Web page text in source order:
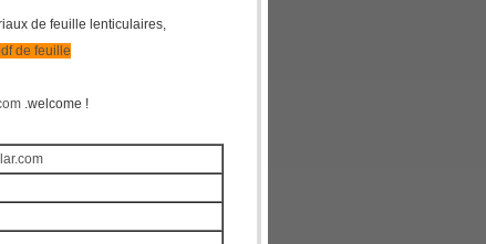
de feuille lenticulaires,
de feuille
.welcome !